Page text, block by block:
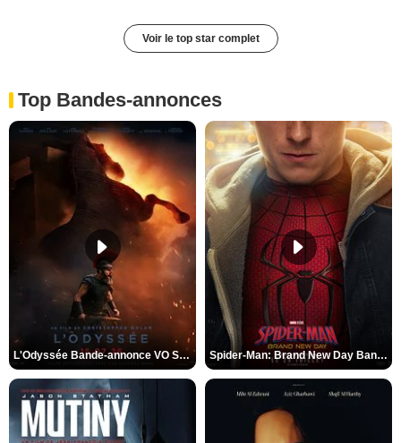
Voir le top star complet
Top Bandes-annonces
L'Odyssée Bande-annonce VO STFR Spider-Man: Brand New Day Bande-annonce VO STFR